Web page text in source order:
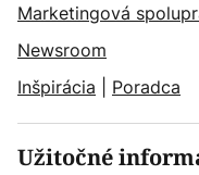
Marketingová
Newsroom
Inšpirácia
Poradca
Užitočné